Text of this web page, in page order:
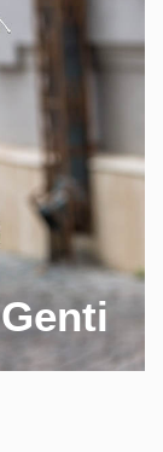
Genti